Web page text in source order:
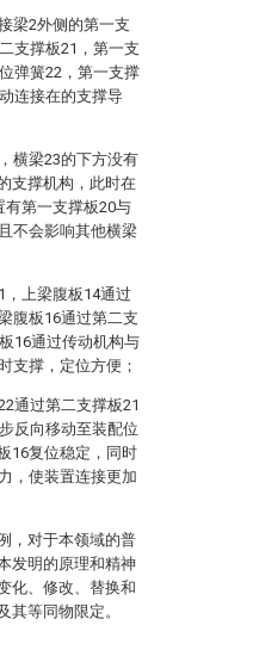
梁2外侧的第一支
支撑板21，第一支
弹簧22，第一支撑
连接在的支撑导
横梁23的下方没有
支撑机构，此时在
有第一支撑板20与
不会影响其他横梁
上梁腹板14通过
腹板16通过第二支
16通过传动机构与
支撑，定位方便；
通过第二支撑板21
反向移动至装配位
16复位稳定，同时
，使装置连接更加
，对于本领域的普
发明的原理和精神
化、修改、替换和
其等同物限定。